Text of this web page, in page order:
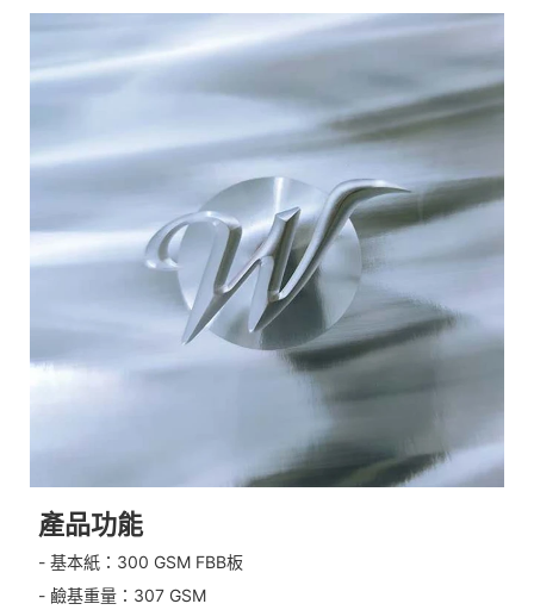
產品功能
- 基本紙：300 GSM FBB板
- 鹼基重量：307 GSM